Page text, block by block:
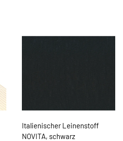
Italienischer Leinenstoff
NOVITA, schwarz